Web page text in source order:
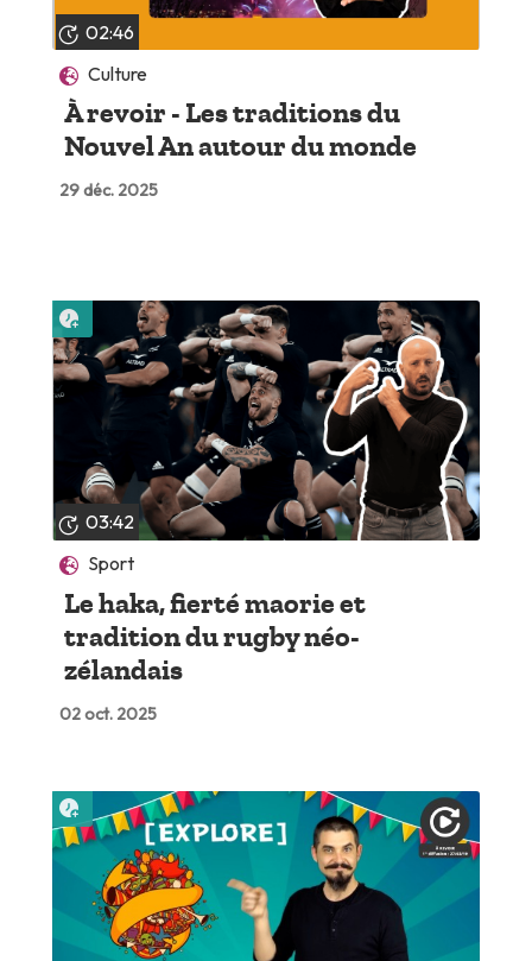
02:46
Culture
À revoir - Les traditions du
Nouvel An autour du monde
29 déc. 2025
03:42
Sport
Le haka, fierté maorie et
tradition du rugby néo-
zélandais
02 oct. 2025
Lire plus tard
Lire plus tard